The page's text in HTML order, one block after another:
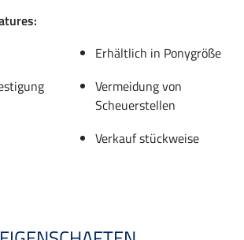
Erhältlich in Ponygröße
Vermeidung von
Scheuerstellen
Verkauf stückweise